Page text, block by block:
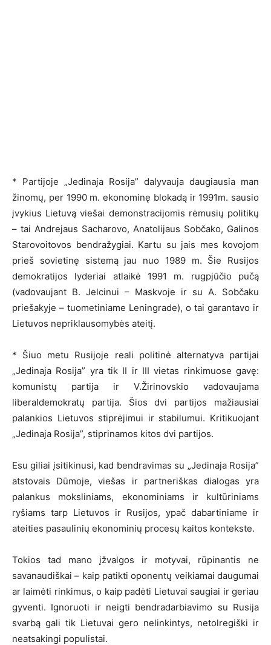
* Partijoje „Jedinaja Rosija” dalyvauja daugiausia man
žinomų, per 1990 m. ekonominę blokadą ir 1991m. sausio
įvykius Lietuvą viešai demonstracijomis rėmusių politikų
– tai Andrejaus Sacharovo, Anatolijaus Sobčako, Galinos
Starovoitovos bendražygiai. Kartu su jais mes kovojom
prieš sovietinę sistemą jau nuo 1989 m. Šie Rusijos
demokratijos lyderiai atlaikė 1991 m. rugpjūčio pučą
(vadovaujant B. Jelcinui – Maskvoje ir su A. Sobčaku
priešakyje – tuometiniame Leningrade), o tai garantavo ir
Lietuvos nepriklausomybės ateitį.
* Šiuo metu Rusijoje reali politinė alternatyva partijai
„Jedinaja Rosija” yra tik II ir III vietas rinkimuose gavę:
komunistų partija ir V.Žirinovskio vadovaujama
liberaldemokratų partija. Šios dvi partijos mažiausiai
palankios Lietuvos stiprėjimui ir stabilumui. Kritikuojant
„Jedinaja Rosija”, stiprinamos kitos dvi partijos.
Esu giliai įsitikinusi, kad bendravimas su „Jedinaja Rosija”
atstovais Dūmoje, viešas ir partneriškas dialogas yra
palankus moksliniams, ekonominiams ir kultūriniams
ryšiams tarp Lietuvos ir Rusijos, ypač dabartiniame ir
ateities pasaulinių ekonominių procesų kaitos kontekste.
Tokios tad mano įžvalgos ir motyvai, rūpinantis ne
savanaudiškai – kaip patikti oponentų veikiamai daugumai
ar laimėti rinkimus, o kaip padėti Lietuvai saugiai ir geriau
gyventi. Ignoruoti ir neigti bendradarbiavimo su Rusija
svarbą gali tik Lietuvai gero nelinkintys, netolregiški ir
neatsakingi populistai.